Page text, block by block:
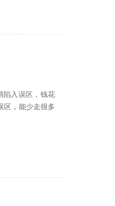
陷入误区，钱花
区，能少走很多